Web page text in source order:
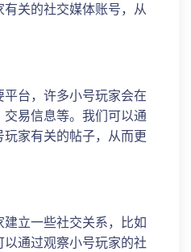
关的社交媒体账号，从
台，许多小号玩家会在
易信息等。我们可以通
家有关的帖子，从而更
立一些社交关系，比如
通过观察小号玩家的社